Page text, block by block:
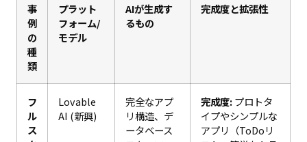
事
例
の
種
類
プラット
フォーム/
モデル
AIが生成す
るもの
完成度と拡張性
フ
ル
ス
Lovable
AI (新興)
完全なアプ
リ構造、デ
ータベース
完成度:プロトタ
イプやシンプルな
アプリ（ToDoリ